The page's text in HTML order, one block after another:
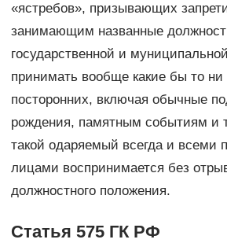
«ястребов», призывающих
занимающим названные
государственной и
принимать вообще какие бы то
посторонних, включая обычные
рождения, памятным событиям и
такой одаряемый всегда и всеми
лицами воспринимается без
должностного положения.
Статья 575 ГК РФ